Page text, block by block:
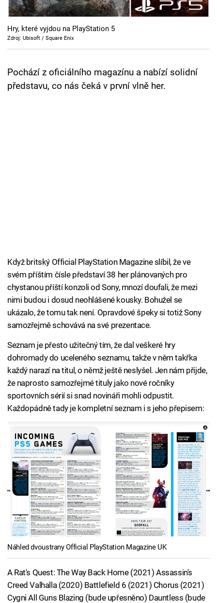
Cool Esport
Pořady
Sledujte prima+
Hry, které vyjdou na PlayStation 5
Zdroj: Ubisoft / Square Enix
Pochází z oficiálního magazínu a nabízí solidní
představu, co nás čeká v první vlně her.
Když britský Official PlayStation Magazine slíbil, že ve
svém příštím čísle představí 38 her plánovaných pro
chystanou příští konzoli od Sony, mnozí doufali, že mezi
nimi budou i dosud neohlášené kousky. Bohužel se
ukázalo, že tomu tak není. Opravdové špeky si totiž Sony
samozřejmě schovává na své prezentace.
Seznam je přesto užitečný tím, že dal veškeré hry
dohromady do uceleného seznamu, takže v něm takřka
každý narazí na titul, o němž ještě neslyšel. Jen nám přijde,
že naprosto samozřejmé tituly jako nové ročníky
sportovních sérií si snad novináři mohli odpustit.
Každopádně tady je kompletní seznam i s jeho přepisem:
Náhled dvoustrany Official PlayStation Magazine UK
A Rat's Quest: The Way Back Home (2021) Assassin's
Creed Valhalla (2020) Battlefield 6 (2021) Chorus (2021)
Cygni All Guns Blazing (bude upřesněno) Dauntless (bude